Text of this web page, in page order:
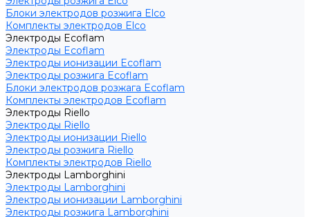
Блоки электродов розжига Elco
Комплекты электродов Elco
Электроды Ecoflam
Электроды Ecoflam
Электроды ионизации Ecoflam
Электроды розжига Ecoflam
Блоки электродов розжага Ecoflam
Комплекты электродов Ecoflam
Электроды Riello
Электроды Riello
Электроды ионизации Riello
Электроды розжига Riello
Комплекты электродов Riello
Электроды Lamborghini
Электроды Lamborghini
Электроды ионизации Lamborghini
Электроды розжига Lamborghini